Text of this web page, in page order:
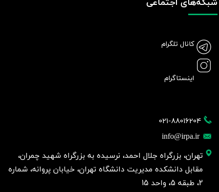
021-88016204
info@irpa.ir
تهران، بزرگراه جلال احمد، نرسیده به بزرگراه شهید چمران،
مقابل دانشکده مدیریت دانشگاه تهران، خیابان پروانه، شماره
2، طبقه 5، واحد 15
شبکه‌های اجتماعی
کانال تلگرام
اینستاگرام